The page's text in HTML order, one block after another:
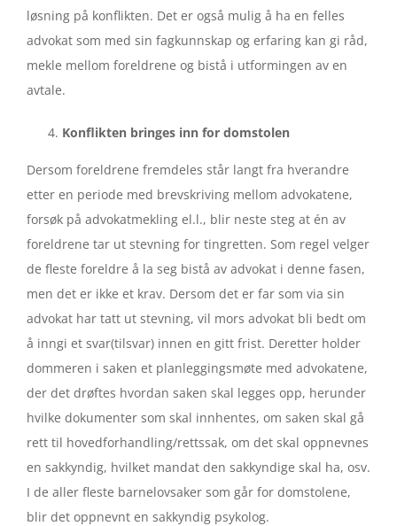
løsning på konflikten. Det er også mulig å ha en felles
advokat som med sin fagkunnskap og erfaring kan gi råd,
mekle mellom foreldrene og bistå i utformingen av en
avtale.
Konflikten bringes inn for domstolen
Dersom foreldrene fremdeles står langt fra hverandre
etter en periode med brevskriving mellom advokatene,
forsøk på advokatmekling el.l., blir neste steg at én av
foreldrene tar ut stevning for tingretten. Som regel velger
de fleste foreldre å la seg bistå av advokat i denne fasen,
men det er ikke et krav. Dersom det er far som via sin
advokat har tatt ut stevning, vil mors advokat bli bedt om
å inngi et svar(tilsvar) innen en gitt frist. Deretter holder
dommeren i saken et planleggingsmøte med advokatene,
der det drøftes hvordan saken skal legges opp, herunder
hvilke dokumenter som skal innhentes, om saken skal gå
rett til hovedforhandling/rettssak, om det skal oppnevnes
en sakkyndig, hvilket mandat den sakkyndige skal ha, osv.
I de aller fleste barnelovsaker som går for domstolene,
blir det oppnevnt en sakkyndig psykolog.